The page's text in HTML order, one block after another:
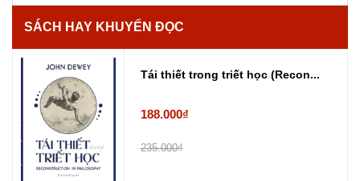
SÁCH HAY KHUYẾN ĐỌC
Tái thiết trong triết học (Recon...
188.000₫
235.000₫